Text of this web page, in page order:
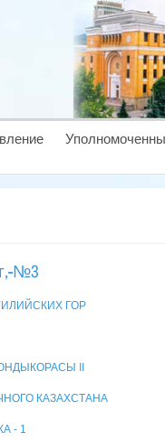
№3
ГОР
II
КАЗАХСТАНА
- 1